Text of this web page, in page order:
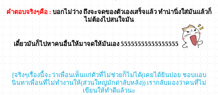
คำตอบจริงๆคือ : บอกไม่ว่าง ถึงจะจดของตัวเองเสร็จแล้ว ทำน่านิ่งใส่มันแล้วก็
ไม่ต้องไปสนใจมัน
เดี๋ยวมันก็ไปหาคนอื่นให้มาจดให้มันเอง 55555555555555555
[จริงๆเรื่องนี้จะว่าเพื่อนเห็นแก่ตัวที่ไม่ช่วยก็ไม่ได้(เคยได้ยินบ่อย ชอบแอบ
นินทาเพื่อนที่ไม่ทำงานให้(ส่วนใหญ่มักด่าลับหลัง)) เรากลับมองว่าคนที่ไม่
เขียนให้ทำดีแล้วนะ